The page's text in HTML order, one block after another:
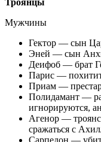
Троянцы
Мужчины
Гектор — сын
Эней — сын
Деифоб — брат
Парис —
Приам —
Полидамант —
игнорируются,
Агенор —
сражаться с